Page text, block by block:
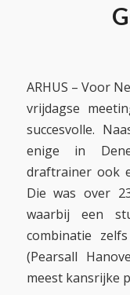
ARHUS – Voor
vrijdagse
succesvolle.
enige in
draftrainer ook
Die was over
waarbij een
combinatie
(Pearsall
meest kansrijke